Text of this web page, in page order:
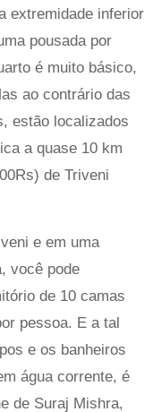
extremidade inferior
pousada por
é muito básico,
ao contrário das
estão localizados
a quase 10 km
de Triveni
e em uma
você pode
de 10 camas
pessoa. E a tal
e os banheiros
água corrente, é
de Suraj Mishra,